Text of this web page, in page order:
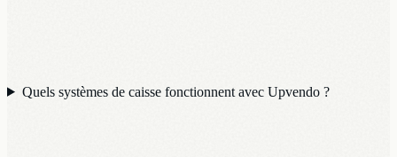
Quels systèmes de caisse fonctionnent avec Upvendo ?